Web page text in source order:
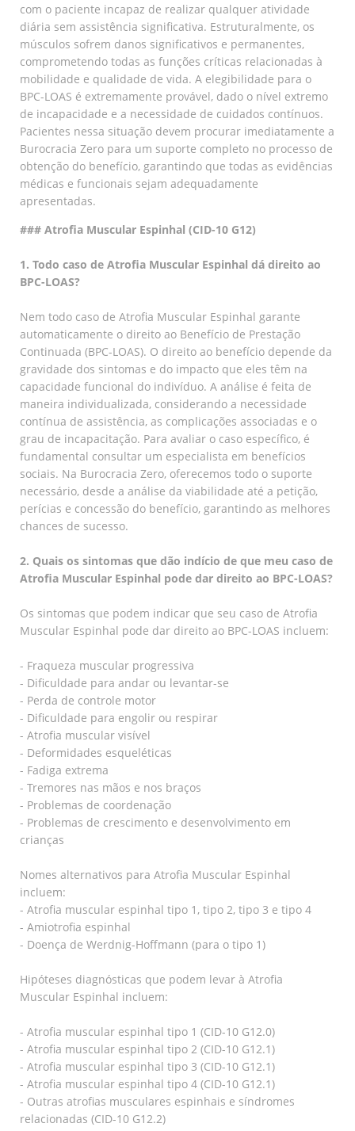
com o paciente incapaz de realizar qualquer atividade
diária sem assistência significativa. Estruturalmente, os
músculos sofrem danos significativos e permanentes,
comprometendo todas as funções críticas relacionadas à
mobilidade e qualidade de vida. A elegibilidade para o
BPC-LOAS é extremamente provável, dado o nível extremo
de incapacidade e a necessidade de cuidados contínuos.
Pacientes nessa situação devem procurar imediatamente a
Burocracia Zero para um suporte completo no processo de
obtenção do benefício, garantindo que todas as evidências
médicas e funcionais sejam adequadamente
apresentadas.
### Atrofia Muscular Espinhal (CID-10 G12)
1. Todo caso de Atrofia Muscular Espinhal dá direito ao
BPC-LOAS?
Nem todo caso de Atrofia Muscular Espinhal garante
automaticamente o direito ao Benefício de Prestação
Continuada (BPC-LOAS). O direito ao benefício depende da
gravidade dos sintomas e do impacto que eles têm na
capacidade funcional do indivíduo. A análise é feita de
maneira individualizada, considerando a necessidade
contínua de assistência, as complicações associadas e o
grau de incapacitação. Para avaliar o caso específico, é
fundamental consultar um especialista em benefícios
sociais. Na Burocracia Zero, oferecemos todo o suporte
necessário, desde a análise da viabilidade até a petição,
perícias e concessão do benefício, garantindo as melhores
chances de sucesso.
2. Quais os sintomas que dão indício de que meu caso de
Atrofia Muscular Espinhal pode dar direito ao BPC-LOAS?
Os sintomas que podem indicar que seu caso de Atrofia
Muscular Espinhal pode dar direito ao BPC-LOAS incluem:
- Fraqueza muscular progressiva
- Dificuldade para andar ou levantar-se
- Perda de controle motor
- Dificuldade para engolir ou respirar
- Atrofia muscular visível
- Deformidades esqueléticas
- Fadiga extrema
- Tremores nas mãos e nos braços
- Problemas de coordenação
- Problemas de crescimento e desenvolvimento em
crianças
Nomes alternativos para Atrofia Muscular Espinhal
incluem:
- Atrofia muscular espinhal tipo 1, tipo 2, tipo 3 e tipo 4
- Amiotrofia espinhal
- Doença de Werdnig-Hoffmann (para o tipo 1)
Hipóteses diagnósticas que podem levar à Atrofia
Muscular Espinhal incluem:
- Atrofia muscular espinhal tipo 1 (CID-10 G12.0)
- Atrofia muscular espinhal tipo 2 (CID-10 G12.1)
- Atrofia muscular espinhal tipo 3 (CID-10 G12.1)
- Atrofia muscular espinhal tipo 4 (CID-10 G12.1)
- Outras atrofias musculares espinhais e síndromes
relacionadas (CID-10 G12.2)